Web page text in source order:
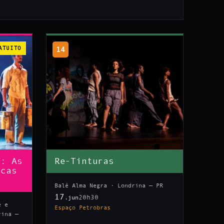
As
e
—
14
Re-Tinturas
Balé Alma Negra · Londrina — PR
17 .jun20h30
Espaço Petrobras